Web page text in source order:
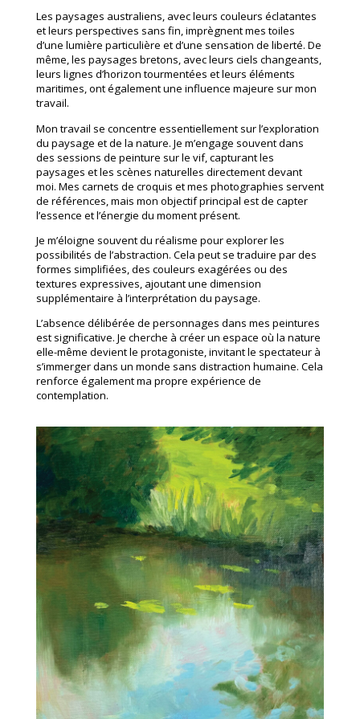
Les paysages australiens, avec leurs couleurs éclatantes
et leurs perspectives sans fin, imprègnent mes toiles
d’une lumière particulière et d’une sensation de liberté. De
même, les paysages bretons, avec leurs ciels changeants,
leurs lignes d’horizon tourmentées et leurs éléments
maritimes, ont également une influence majeure sur mon
travail.
Mon travail se concentre essentiellement sur l’exploration
du paysage et de la nature. Je m’engage souvent dans
des sessions de peinture sur le vif, capturant les
paysages et les scènes naturelles directement devant
moi. Mes carnets de croquis et mes photographies servent
de références, mais mon objectif principal est de capter
l’essence et l’énergie du moment présent.
Je m’éloigne souvent du réalisme pour explorer les
possibilités de l’abstraction. Cela peut se traduire par des
formes simplifiées, des couleurs exagérées ou des
textures expressives, ajoutant une dimension
supplémentaire à l’interprétation du paysage.
L’absence délibérée de personnages dans mes peintures
est significative. Je cherche à créer un espace où la nature
elle-même devient le protagoniste, invitant le spectateur à
s’immerger dans un monde sans distraction humaine. Cela
renforce également ma propre expérience de
contemplation.